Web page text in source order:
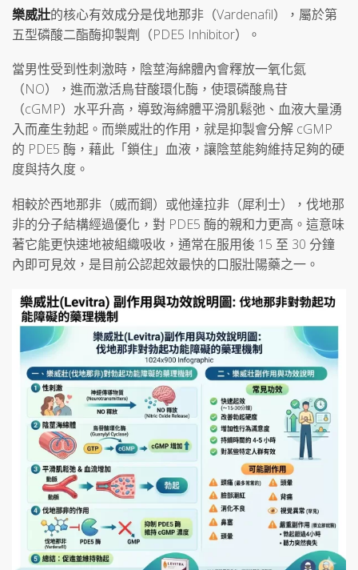
樂威壯的核心有效成分是伐地那非（Vardenafil），屬於第
五型磷酸二酯酶抑製劑（PDE5 Inhibitor）。
當男性受到性刺激時，陰莖海綿體內會釋放一氧化氮
（NO），進而激活鳥苷酸環化酶，使環磷酸鳥苷
（cGMP）水平升高，導致海綿體平滑肌鬆弛、血液大量湧
入而產生勃起。而樂威壯的作用，就是抑製會分解 cGMP
的 PDE5 酶，藉此「鎖住」血液，讓陰莖能夠維持足夠的硬
度與持久度。
相較於西地那非（威而鋼）或他達拉非（犀利士），伐地那
非的分子結構經過優化，對 PDE5 酶的親和力更高。這意味
著它能更快速地被組織吸收，通常在服用後 15 至 30 分鐘
內即可見效，是目前公認起效最快的口服壯陽藥之一。